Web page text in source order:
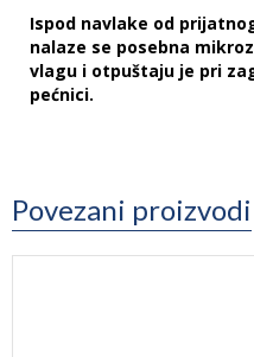
Ispod navlake od
nalaze se posebna
vlagu i otpuštaju je pri
pećnici.
Povezani proizvodi